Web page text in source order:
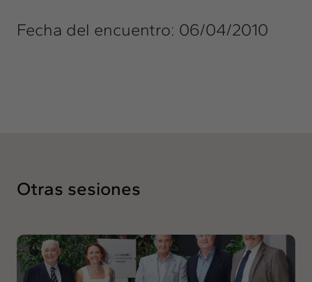
Fecha del encuentro: 06/04/2010
Otras sesiones